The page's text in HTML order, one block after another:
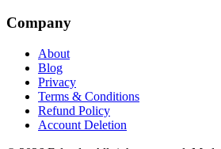
Company
About
Blog
Privacy
Terms & Conditions
Refund Policy
Account Deletion